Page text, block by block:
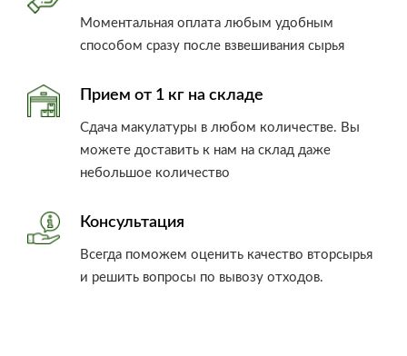
Моментальная оплата любым удобным
способом сразу после взвешивания сырья
Прием от 1 кг на складе
Сдача макулатуры в любом количестве. Вы
можете доставить к нам на склад даже
небольшое количество
Консультация
Всегда поможем оценить качество вторсырья
и решить вопросы по вывозу отходов.